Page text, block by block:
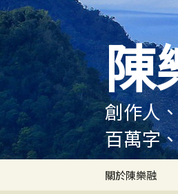
跳
至
主
容
陳
創作人
百萬字
關於陳樂融